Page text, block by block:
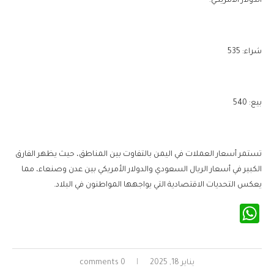
شراء: 535
بيع: 540
تستمر أسعار العملات في اليمن بالتفاوت بين المناطق، حيث يظهر الفارق
الكبير في أسعار الريال السعودي والدولار الأمريكي بين عدن وصنعاء، مما
يعكس التحديات الاقتصادية التي يواجهها المواطنون في البلاد.
يناير 18, 2025 0 comments